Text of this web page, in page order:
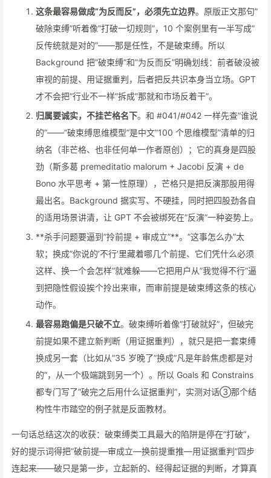
这条最容易做成”为反而反”，必须先立边界。原版正文那句”
破除束缚”听着像”打破一切规则”，10 个案例里有一半写成”
反传统就是对的”——那是任性，不是破束缚。所以
Background 把”破束缚”和”为反而反”明确划线：前者破没被
审视的前提、用证据重判，后者把反共识本身当立场。GPT
才不会把”行业不一样”拆成”那就和市场反着干”。
归属要诚实，不挂芒格名下。和 #041/#042 一样先查”谁说
的”——“破束缚思维模型”是中文”100 个思维模型”清单的归
纳名（非芒格、也非任何单一作者原创）；它的真身是四股
劲（斯多葛 premeditatio malorum + Jacobi 反演 + de
Bono 水平思考 + 第一性原理），芒格只是把反演那股用得
最出名。Background 据实写、不硬挂，同时把四股劲各自
的适用场景讲清，让 GPT 不会被绑死在”反演”一种姿势上。
**杀手问题要逼到”拎前提 + 审成立”**。”这事怎么办”太
软；换成”你说的’不行’里藏着哪几个前提、它们凭什么必须
这样、换一个会怎样”就难躲——它把用户从”我觉得不行”逼
到把隐性假设挨个拎出来审，而审前提是破束缚这条的核心
动作。
最容易跑偏是只破不立。破束缚听着像”打破就好”，但破完
前提如果不建立新判断（用证据重判），就只是把一套束缚
换成另一套（比如从”35 岁晚了”换成”凡是年龄焦虑都是对
的”，从一个极端跳到另一个）。所以 Goals 和 Constrains
都专门写了”破完之后用什么证据重判”，实测对话③那个结
构性牛市踏空的例子就是反面教材。
一句话总结这次的收获：破束缚类工具最大的陷阱是停在”打破”，
好的提示词得把”破前提—审成立—换前提重推—用证据重判”四步
连起来——破只是第一步，立起新的、经得起证据的判断，才算真